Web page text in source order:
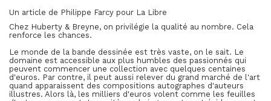
Un article de Philippe Farcy pour La Libre
Chez Huberty & Breyne, on privilégie la qualité au nombre. Cela
renforce les chances.
Le monde de la bande dessinée est très vaste, on le sait. Le
domaine est accessible aux plus humbles des passionnés qui
peuvent commencer une collection avec quelques centaines
d'euros. Par contre, il peut aussi relever du grand marché de l'art
quand apparaissent des compositions autographes d'auteurs
illustres. Alors là, les milliers d'euros volent comme les feuilles